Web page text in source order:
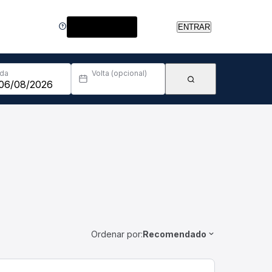
ENTRAR
Volta (opcional)
Ordenar por:Recomendado